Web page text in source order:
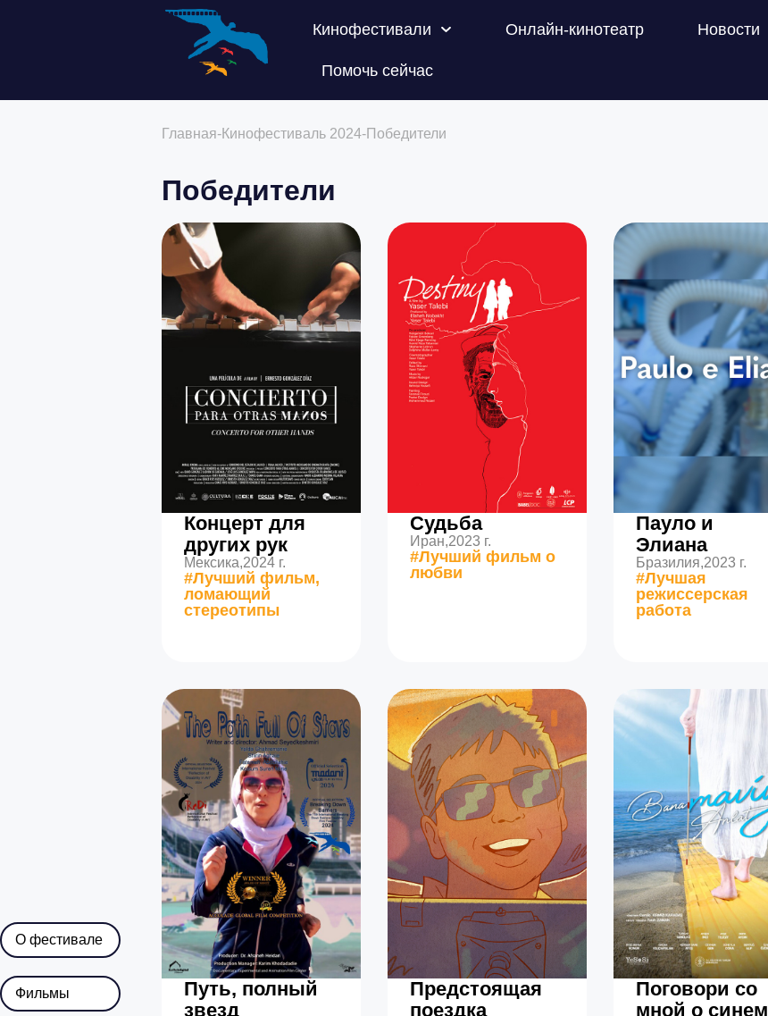
Кинофестивали Онлайн-кинотеатр Новости
Помочь сейчас
Главная-Кинофестиваль 2024-Победители
Победители
Концерт для
других рук
Мексика,2024 г.
#Лучший фильм,
ломающий
стереотипы
Судьба
Иран,2023 г.
#Лучший фильм о
любви
Пауло и
Элиана
Бразилия,2023 г.
#Лучшая
режиссерская
работа
Путь, полный
звезд
Предстоящая
поездка
Поговори со
мной о синем
О фестивале
Фильмы